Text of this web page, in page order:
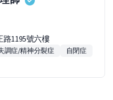
1195號六樓
調症/精神分裂症
自閉症